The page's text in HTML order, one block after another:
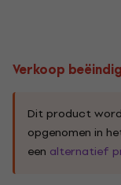
Verkoop
Dit product
opgenomen in
een alternatief